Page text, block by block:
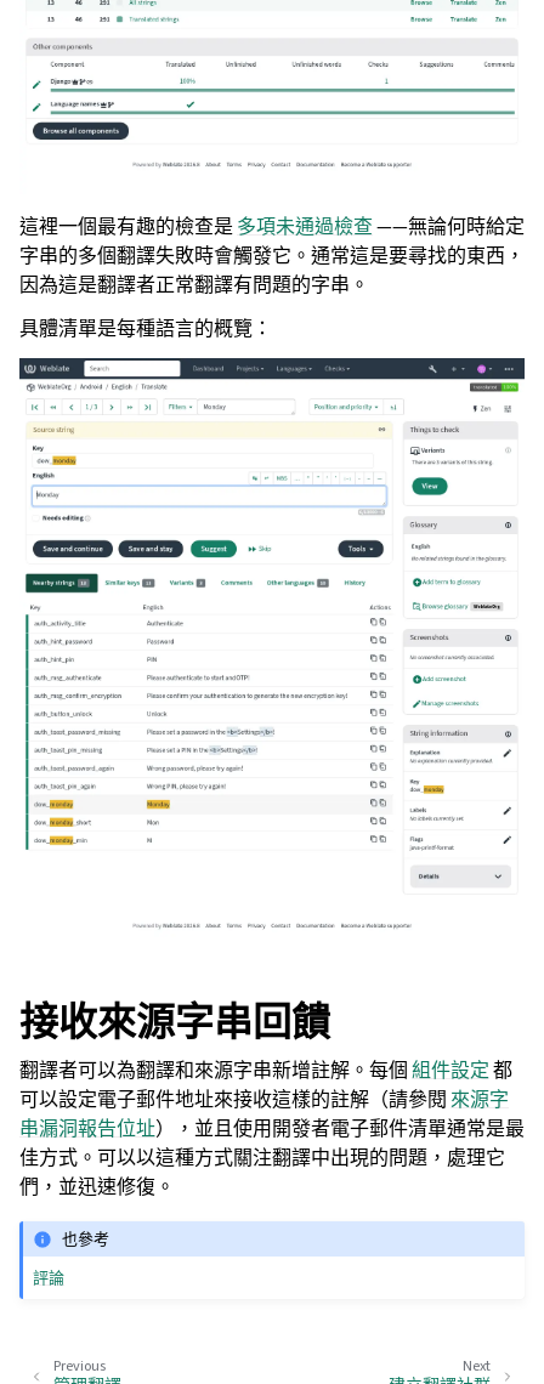
這裡一個最有趣的檢查是 多項未通過檢查——無論何時給定
字串的多個翻譯失敗時會觸發它。通常這是要尋找的東西，
因為這是翻譯者正常翻譯有問題的字串。
具體清單是每種語言的概覽：
接收來源字串回饋
翻譯者可以為翻譯和來源字串新增註解。每個 組件設定都
可以設定電子郵件地址來接收這樣的註解（請參閱 來源字
串漏洞報告位址），並且使用開發者電子郵件清單通常是最
佳方式。可以以這種方式關注翻譯中出現的問題，處理它
們，並迅速修復。
也參考
評論
Next
Previous